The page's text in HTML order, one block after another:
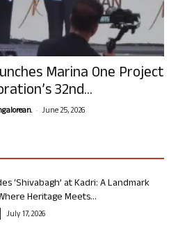
Marina One Project
32nd...
- June 25, 2026
‘Shivabagh’ at Kadri: A Landmark
Heritage Meets...
July 17, 2026